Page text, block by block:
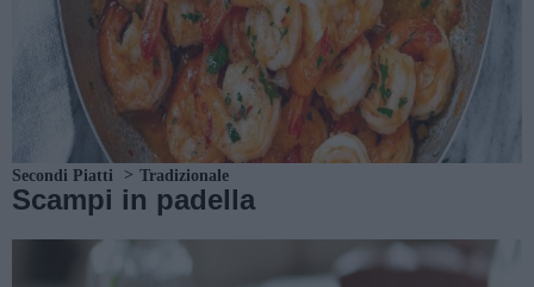
Secondi Piatti Tradizionale
Scampi in padella